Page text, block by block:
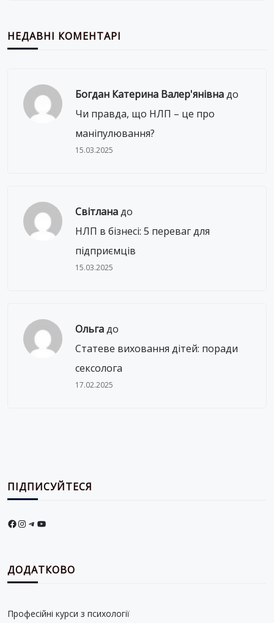
НЕДАВНІ КОМЕНТАРІ
Богдан Катерина Валер'янівнадо
Чи правда, що НЛП – це про
маніпулювання?
15.03.2025
Світланадо
НЛП в бізнесі: 5 переваг для
підприємців
15.03.2025
Ольгадо
Статеве виховання дітей: поради
сексолога
17.02.2025
ПІДПИСУЙТЕСЯ
Facebook
Instagram
Telegram
YouTube
ДОДАТКОВО
Професійні курси з психології